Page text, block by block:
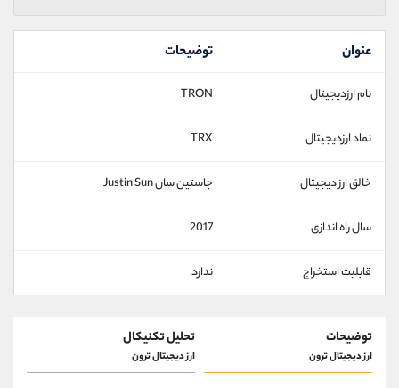
عنوان توضیحات
نام ارزدیجیتال TRON
نماد ارزدیجیتال TRX
خالق ارز دیجیتال جاستین سان Justin Sun
سال راه اندازی 2017
قابلیت استخراج ندارد
توضیحات
ارز دیجیتال ترون
تحلیل تکنیکال
ارز دیجیتال ترون